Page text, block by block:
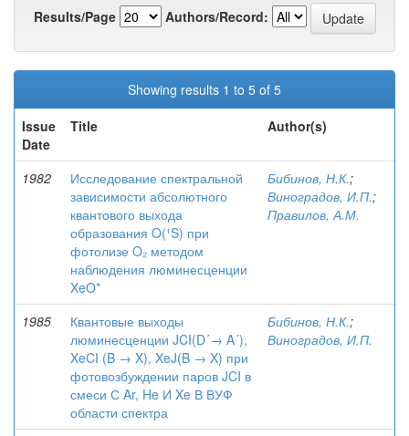
Results/Page
Authors/Record:
Showing results 1 to 5 of 5
Issue
Date
Title Author(s)
1982
Исследование спектральной
зависимости абсолютного
квантового выхода
образования O(¹S) при
фотолизе O₂ методом
наблюдения люминесценции
XeO*
Бибинов, Н.К.;
Виноградов, И.П.;
Правилов, А.М.
1985
Квантовые выходы
люминесценции JCI(D´→ A´),
XeCI (B → X), XeJ(B → X) при
фотовозбуждении паров JCI в
смеси С Ar, He И Xe В ВУФ
области спектра
Бибинов, Н.К.;
Виноградов, И.П.